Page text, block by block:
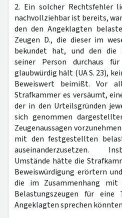
2. Ein solcher Rechtsfehler
nachvollziehbar ist bereits,
den den Angeklagten
Zeugen D., die dieser im
bekundet hat, und den die
seiner Person durchaus
glaubwürdig hält (UA S. 23),
Beweiswert beimißt. Vor
Strafkammer es versäumt,
der in den Urteilsgründen
sich genommen
Zeugenaussagen
mit den festgestellten
auseinanderzusetzen.
Umstände hätte die
Beweiswürdigung erörtern
die im Zusammenhang mit
Belastungszeugen für eine
Angeklagten sprechen